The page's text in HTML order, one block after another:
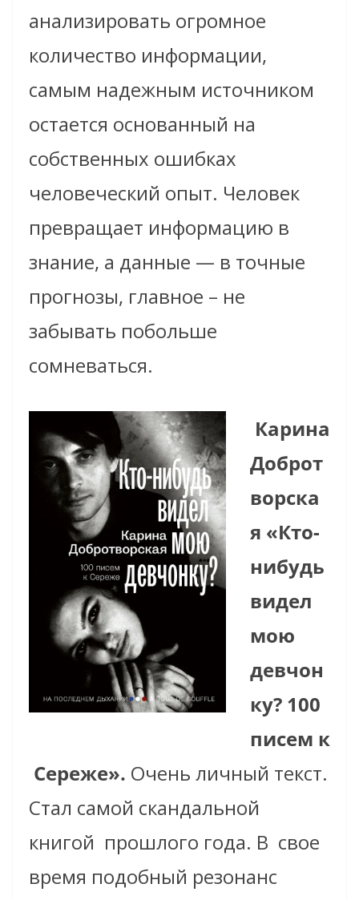
анализировать огромное
количество информации,
самым надежным источником
остается основанный на
собственных ошибках
человеческий опыт. Человек
превращает информацию в
знание, а данные — в точные
прогнозы, главное – не
забывать побольше
сомневаться.
Карина
Доброт
ворска
я «Кто-
нибудь
видел
мою
девчон
ку? 100
писем к
Сереже». Очень личный текст.
Стал самой скандальной
книгой прошлого года. В свое
время подобный резонанс